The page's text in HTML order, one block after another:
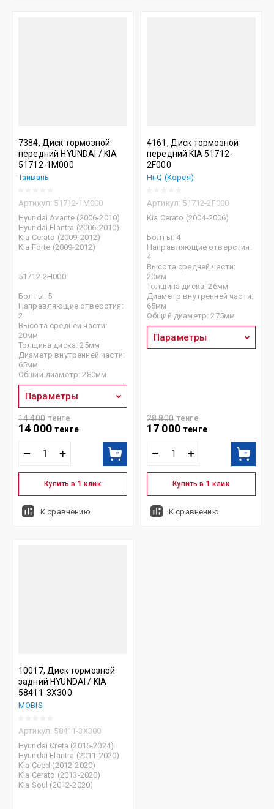
7384, Диск тормозной
передний HYUNDAI / KIA
51712-1M000
Тайвань
Артикул: 51712-1M000
Hyundai Avante (2006-2010)
Hyundai Elantra (2006-2010)
Kia Cerato (2009-2012)
Kia Forte (2009-2012)
51712-2H000
Болты: 5
Направляющие отверстия:
2
Высота средней части:
20мм
Толщина диска: 25мм
Диаметр внутренней части:
65мм
Общий диаметр: 280мм
Параметры
14 400 тенге
14 000 тенге
Купить в 1 клик
К сравнению
4161, Диск тормозной
передний KIA 51712-
2F000
Hi-Q (Корея)
Артикул: 51712-2F000
Kia Cerato (2004-2006)
Болты: 4
Направляющие отверстия:
4
Высота средней части:
20мм
Толщина диска: 26мм
Диаметр внутренней части:
65мм
Общий диаметр: 275мм
Параметры
28 800 тенге
17 000 тенге
Купить в 1 клик
К сравнению
10017, Диск тормозной
задний HYUNDAI / KIA
58411-3X300
MOBIS
Артикул: 58411-3X300
Hyundai Creta (2016-2024)
Hyundai Elantra (2011-2020)
Kia Ceed (2012-2020)
Kia Cerato (2013-2020)
Kia Soul (2012-2020)